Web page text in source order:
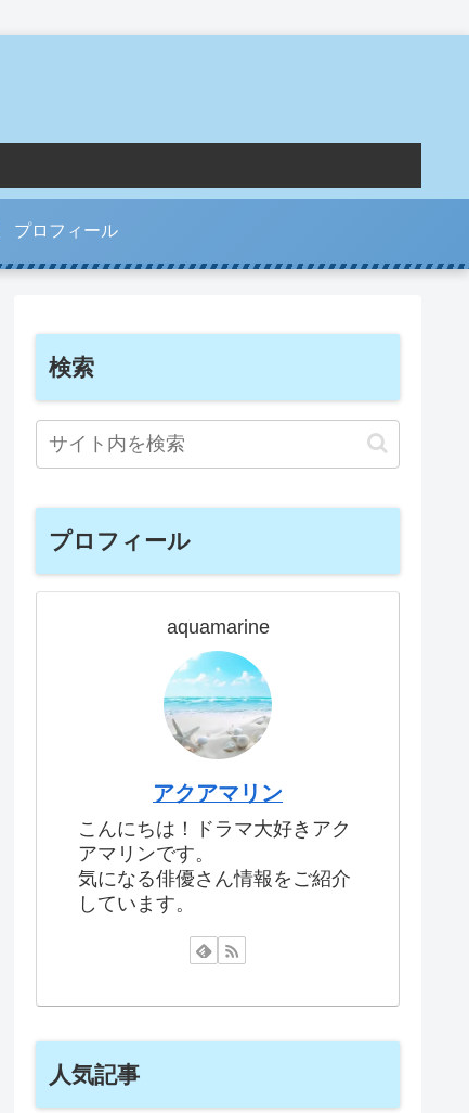
プロフィール
検索
プロフィール
aquamarine
アクアマリン
こんにちは！ドラマ大好きアク
アマリンです。
気になる俳優さん情報をご紹介
しています。
人気記事